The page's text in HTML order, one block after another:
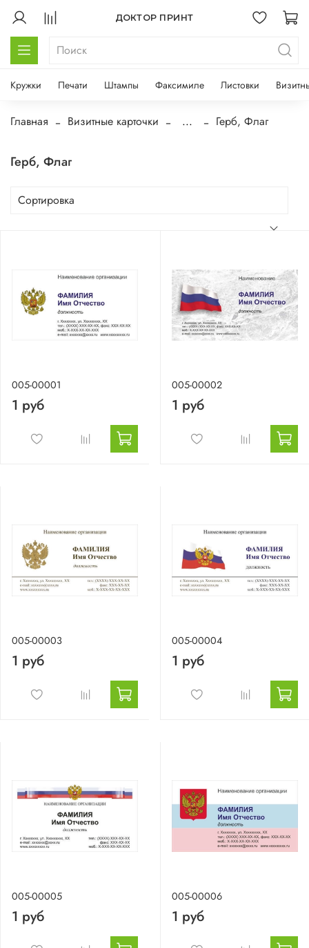
ДОКТОР ПРИНТ
Кружки Печати Штампы Факсимиле Листовки
Главная Визитные карточки ... Герб, Флаг
Герб, Флаг
005-00001
1 руб
005-00002
1 руб
005-00003
1 руб
005-00004
1 руб
005-00005
1 руб
005-00006
1 руб